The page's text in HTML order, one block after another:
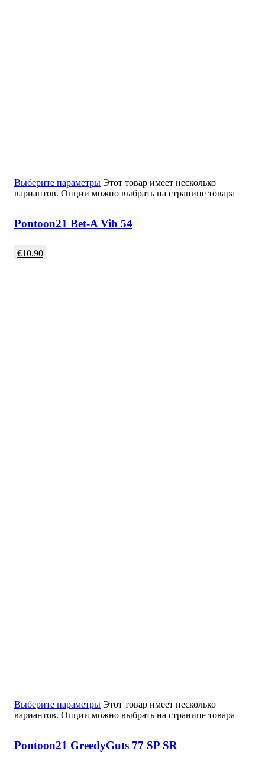
Выберите параметры Этот товар имеет несколько
вариантов. Опции можно выбрать на странице товара
Pontoon21 Bet-A Vib 54
€10.90
Выберите параметры Этот товар имеет несколько
вариантов. Опции можно выбрать на странице товара
Pontoon21 GreedyGuts 77 SP SR